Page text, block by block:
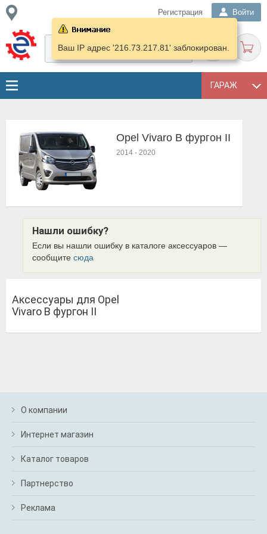
Регистрация Войти
ГАРАЖ
Ваш IP адрес '216.73.217.81' заблокирован.
Opel Vivaro B фургон II
2014 - 2020
Нашли ошибку?
Если вы нашли ошибку в каталоге аксессуаров —
сообщите сюда
Аксессуары для Opel
Vivaro B фургон II
О компании
Интернет магазин
Каталог товаров
Партнерство
Реклама